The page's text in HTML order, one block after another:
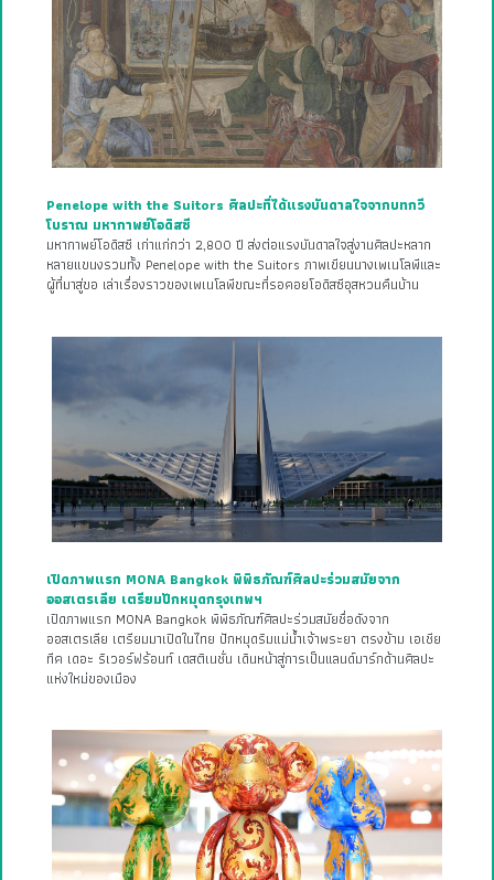
Penelope with the Suitors ศิลปะที่ได้แรงบันดาลใจจากบทกวี
โบราณ มหากาพย์โอดิสซี
มหากาพย์โอดิสซี เก่าแก่กว่า 2,800 ปี ส่งต่อแรงบันดาลใจสู่งานศิลปะหลาก
หลายแขนงรวมทั้ง Penelope with the Suitors ภาพเขียนนางเพเนโลพีและ
ผู้ที่มาสู่ขอ เล่าเรื่องราวของเพเนโลพีขณะที่รอคอยโอดิสซีอุสหวนคืนบ้าน
เปิดภาพแรก MONA Bangkok พิพิธภัณฑ์ศิลปะร่วมสมัยจาก
ออสเตรเลีย เตรียมปักหมุดกรุงเทพฯ
เปิดภาพแรก MONA Bangkok พิพิธภัณฑ์ศิลปะร่วมสมัยชื่อดังจาก
ออสเตรเลีย เตรียมมาเปิดในไทย ปักหมุดริมแม่น้ำเจ้าพระยา ตรงข้าม เอเชีย
ทีค เดอะ ริเวอร์ฟร้อนท์ เดสติเนชั่น เดินหน้าสู่การเป็นแลนด์มาร์กด้านศิลปะ
แห่งใหม่ของเมือง